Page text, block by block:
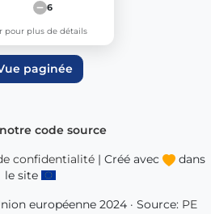
6
pour plus de détails
paginée
code source
confidentialité| Créé avec
dans
le site
européenne 2024 · Source: PE